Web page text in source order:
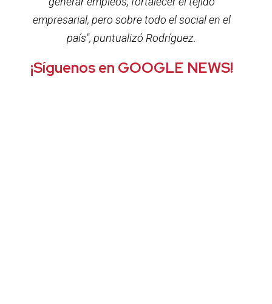
empresarial, pero sobre todo el social en el
país", puntualizó Rodríguez.
¡Síguenos en GOOGLE NEWS!